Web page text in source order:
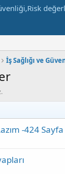
İş Sağlığı ve
-424 Sayfa